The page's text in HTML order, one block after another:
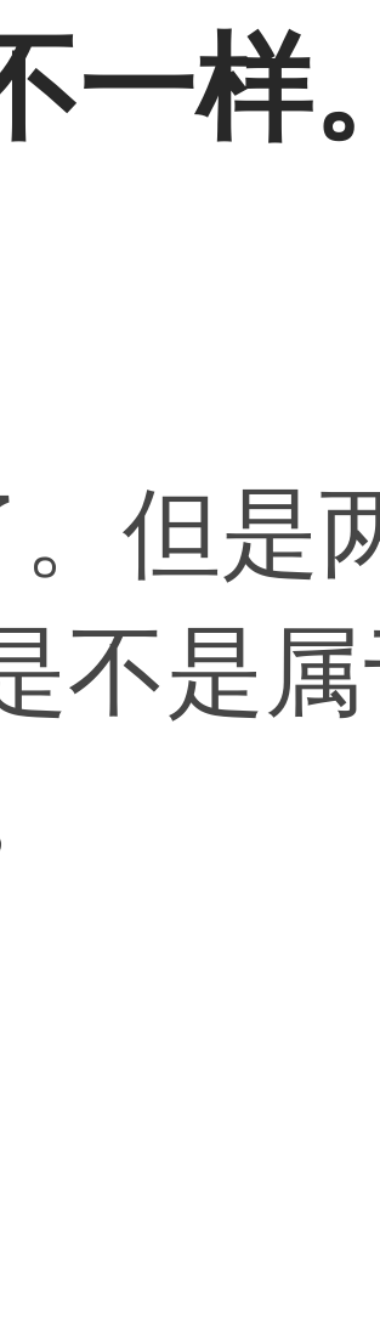
一样
但是
不是